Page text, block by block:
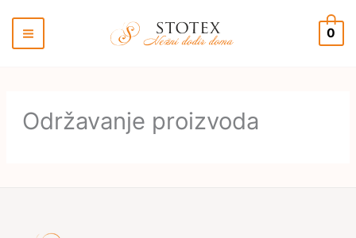
sadržaj
0
Održavanje proizvoda